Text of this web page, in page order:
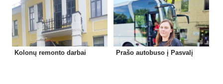
Kolonų remonto darbai Prašo autobuso į Pasvalį